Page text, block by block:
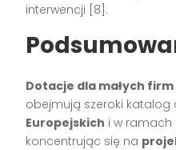
interwencji [8].
Dotacje dla małych firm
obejmują szeroki katalog
Europejskich i w ramach
koncentrując się na